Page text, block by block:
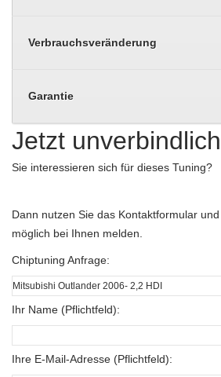
Verbrauchsveränderung
Garantie
Jetzt
Sie interessieren sich für dieses Tuning?
Dann nutzen Sie das Kontaktformular
möglich bei Ihnen melden.
Chiptuning Anfrage:
Ihr Name (Pflichtfeld):
Ihre E-Mail-Adresse (Pflichtfeld):